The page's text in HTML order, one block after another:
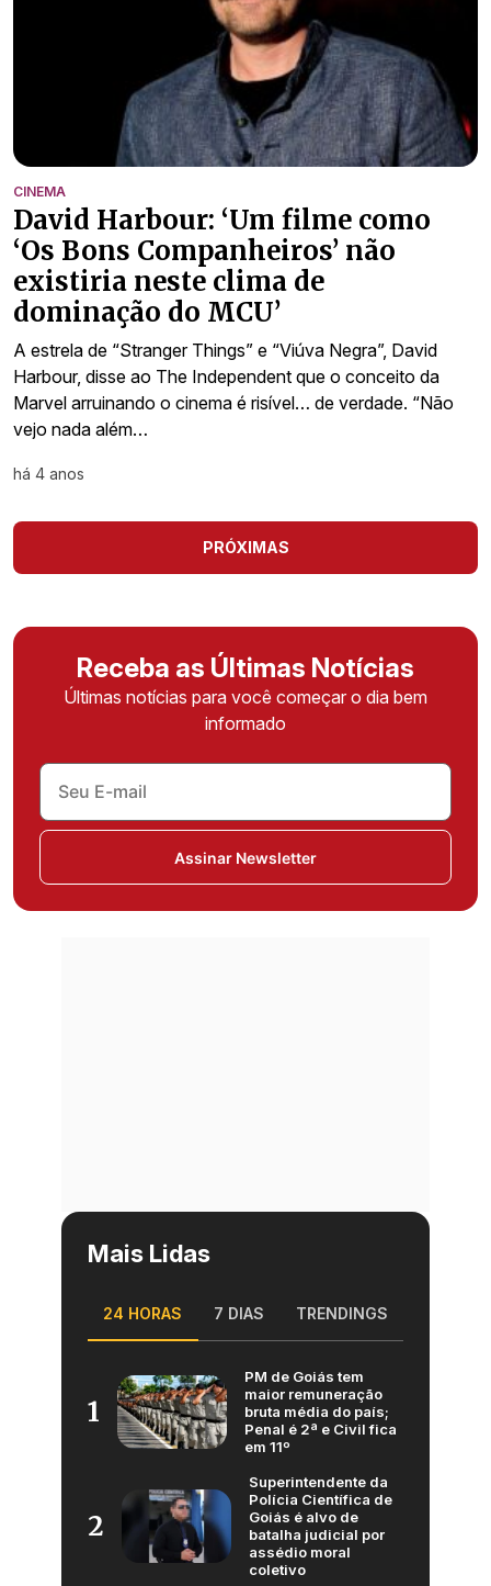
CINEMA
David Harbour: ‘Um filme como
‘Os Bons Companheiros’ não
existiria neste clima de
dominação do MCU’
A estrela de “Stranger Things” e “Viúva Negra”, David
Harbour, disse ao The Independent que o conceito da
Marvel arruinando o cinema é risível… de verdade. “Não
vejo nada além…
há 4 anos
PRÓXIMAS
Receba as Últimas Notícias
Últimas notícias para você começar o dia bem
informado
Assinar Newsletter
Mais Lidas
24 HORAS 7 DIAS TRENDINGS
1
PM de Goiás tem
maior remuneração
bruta média do país;
Penal é 2ª e Civil fica
em 11º
2
Superintendente da
Polícia Científica de
Goiás é alvo de
batalha judicial por
assédio moral
coletivo